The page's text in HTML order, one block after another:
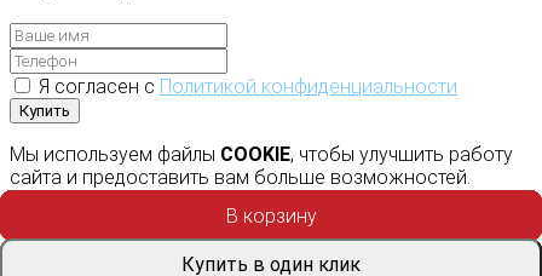
В корзину
Купить в один клик
В корзину
Купить в один клик
В корзину
Купить в один клик
В корзину
Купить в один клик
В корзину
Купить в один клик
В корзину
Купить в один клик
В корзину
Купить в один клик
В корзину
Купить в один клик
В корзину
Купить в один клик
В корзину
Купить в один клик
Я согласен с Политикой конфиденциальности
Купить
Мы используем файлы COOKIE, чтобы улучшить работу
сайта и предоставить вам больше возможностей.
условиями использования cookie.